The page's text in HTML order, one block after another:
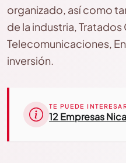
organizado, así como
de la industria,
Telecomunicaciones,
inversión.
TE PUEDE
12 Empresas